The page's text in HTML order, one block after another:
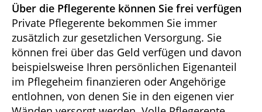
Über die Pflegerente können Sie frei verfügen
Private Pflegerente bekommen Sie immer
zusätzlich zur gesetzlichen Versorgung. Sie
können frei über das Geld verfügen und davon
beispielsweise Ihren persönlichen Eigenanteil
im Pflegeheim finanzieren oder Angehörige
entlohnen, von denen Sie in den eigenen vier